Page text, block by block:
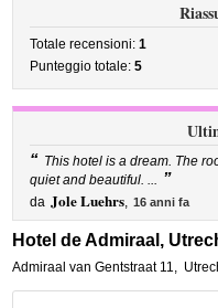
Totale recensioni:1
Punteggio totale:5
“ This hotel is a dream. The
quiet and beautiful. ... ”
da Jole Luehrs, 16 anni fa
Hotel de Admiraal,
Admiraal van Gentstraat 11,